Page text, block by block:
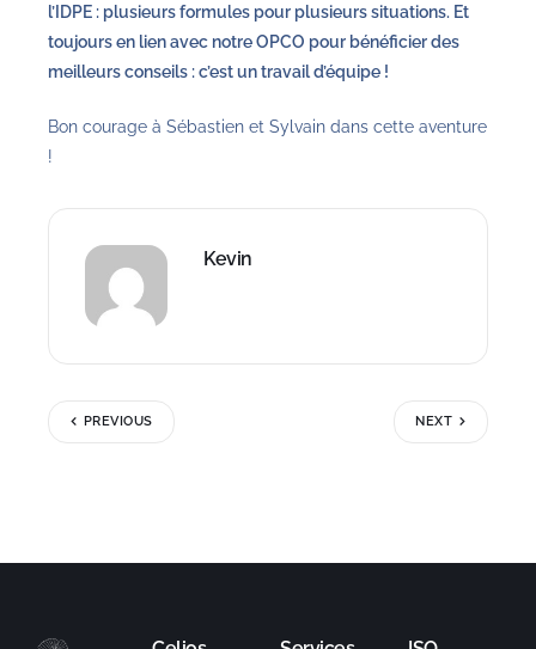
l’IDPE : plusieurs formules pour plusieurs situations. Et
toujours en lien avec notre OPCO pour bénéficier des
meilleurs conseils : c’est un travail d’équipe !
Bon courage à Sébastien et Sylvain dans cette aventure
!
Kevin
PREVIOUS NEXT